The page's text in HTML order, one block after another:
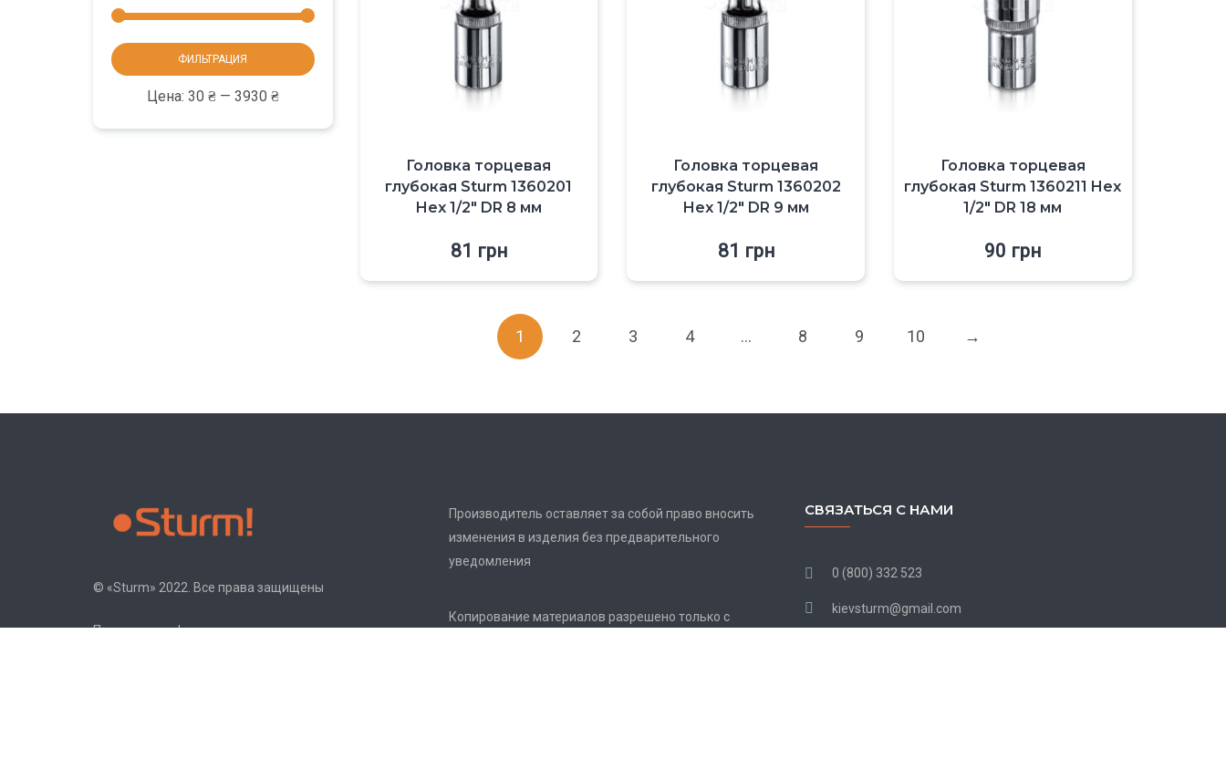
Минимальная
Максимальная
ФИЛЬТРАЦИЯ
Цена: 30 ₴— 3930 ₴
Головка торцевая
глубокая Sturm 1360201
Hex 1/2″ DR 8 мм
81 грн
Головка торцевая
глубокая Sturm 1360202
Hex 1/2″ DR 9 мм
81 грн
Головка торцевая
глубокая Sturm 1360211 Hex
1/2″ DR 18 мм
90 грн
1 2 3 4 … 8 9 10 →
© «Sturm» 2022. Все права защищены
Политика конфиденциальности
Производитель оставляет за собой право вносить
изменения в изделия без предварительного
уведомления
Копирование материалов разрешено только с
СВЯЗАТЬСЯ С НАМИ
0 (800) 332 523
kievsturm@gmail.com